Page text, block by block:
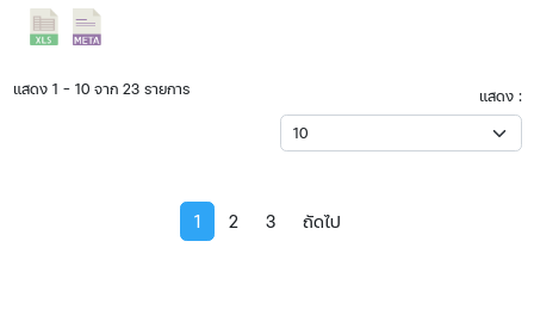
แสดง 1 - 10 จาก 23 รายการ แสดง :
1 2 3 ถัดไป